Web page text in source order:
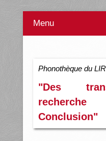
Menu
Phonothèque du
"Des
Conclusion"